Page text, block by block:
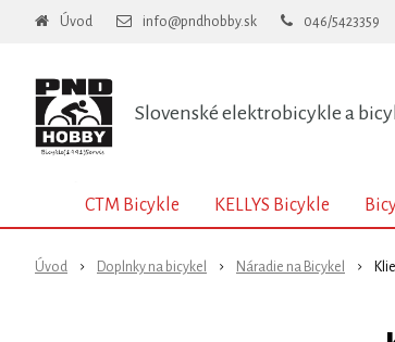
Slovenské elektrobicykle a
Úvod info@pndhobby.sk 046/5423359
CTM Bicykle KELLYS Bicykle
Úvod Doplnky na bicykel Náradie na Bicykel